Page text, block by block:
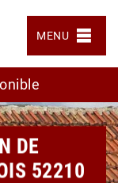
MENU
DE
52210